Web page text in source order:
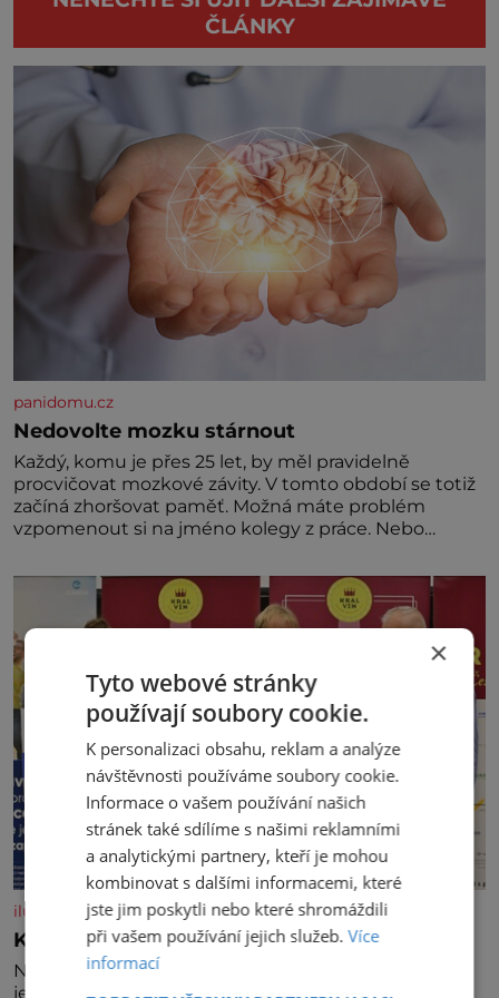
ČLÁNKY
panidomu.cz
Nedovolte mozku stárnout
Každý, komu je přes 25 let, by měl pravidelně
procvičovat mozkové závity. V tomto období se totiž
začíná zhoršovat paměť. Možná máte problém
vzpomenout si na jméno kolegy z práce. Nebo
nedávno přečetli. Je to opravdu tak, s věkem jako
kdyby se paměť rozhodla stávkovat. Cvičte
iluxus.cz
Král vín začíná třetí dekádu
Největší český vinařský projekt Král vín ve svém již
jednadvacátém ročníku představil nejlepší domácí
×
Tyto webové stránky
používají soubory cookie.
K personalizaci obsahu, reklam a analýze
návštěvnosti používáme soubory cookie.
Informace o vašem používání našich
stránek také sdílíme s našimi reklamními
a analytickými partnery, kteří je mohou
kombinovat s dalšími informacemi, které
jste jim poskytli nebo které shromáždili
při vašem používání jejich služeb.Více
informací